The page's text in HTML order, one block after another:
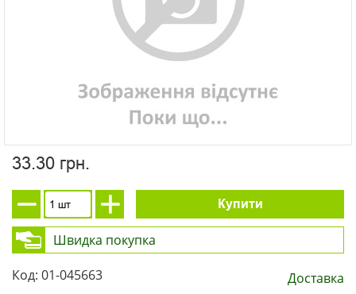
33.30 грн.
Купити
Швидка покупка
Код: 01-045663
Доставка